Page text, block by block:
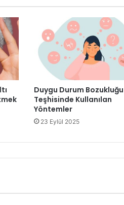
Duygu Durum Bozukluğu
Teşhisinde Kullanılan
Yöntemler
23 Eylül 2025